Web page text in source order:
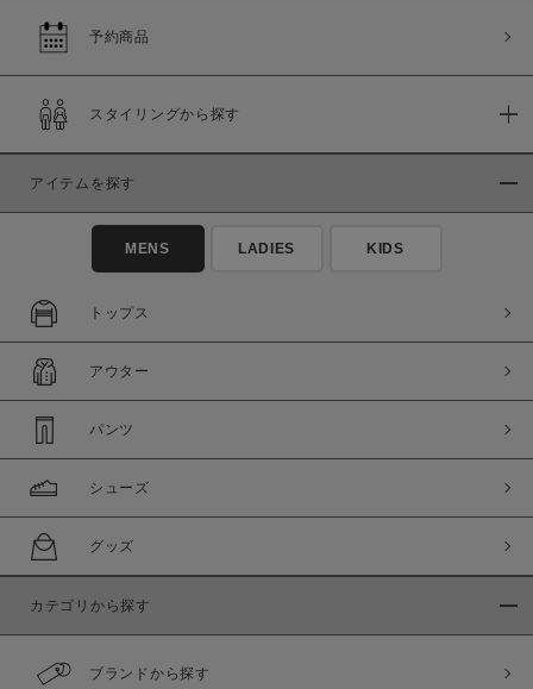
予約商品
スタイリングから探す
アイテムを探す
MENS LADIES KIDS
トップス
アウター
パンツ
シューズ
グッズ
カテゴリから探す
ブランドから探す